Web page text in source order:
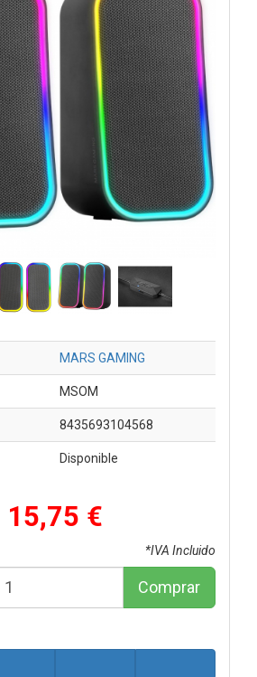
MARS GAMING
MSOM
8435693104568
Disponible
15,75 €
*IVA Incluido
Comprar